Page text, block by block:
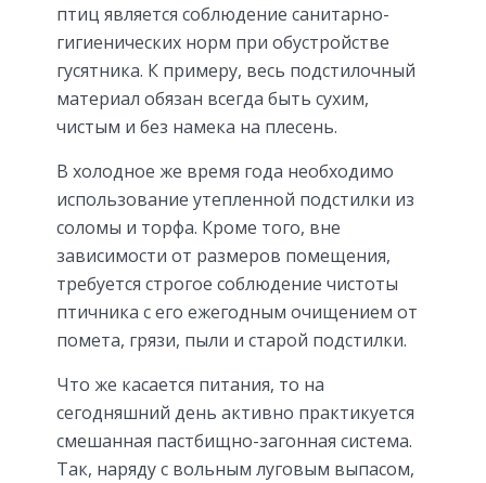
птиц является соблюдение санитарно-
гигиенических норм при обустройстве
гусятника. К примеру, весь подстилочный
материал обязан всегда быть сухим,
чистым и без намека на плесень.
В холодное же время года необходимо
использование утепленной подстилки из
соломы и торфа. Кроме того, вне
зависимости от размеров помещения,
требуется строгое соблюдение чистоты
птичника с его ежегодным очищением от
помета, грязи, пыли и старой подстилки.
Что же касается питания, то на
сегодняшний день активно практикуется
смешанная пастбищно-загонная система.
Так, наряду с вольным луговым выпасом,